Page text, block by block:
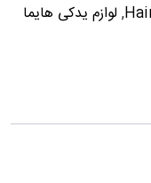
,لوازم یدکی هایما